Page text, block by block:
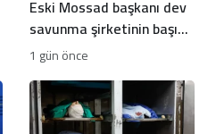
Eski Mossad başkanı dev
savunma şirketinin başına
geçti
1 gün önce